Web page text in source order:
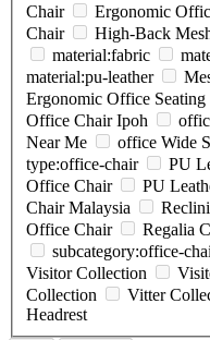
Chair
Ergonomic
Chair
High-Back
material:fabric
material:pu-leather
Ergonomic Office Seating
Office Chair Ipoh
Near Me
office Wide
type:office-chair
PU
Office Chair
PU
Chair Malaysia
Office Chair
Regalia
subcategory:office-
Visitor Collection
Collection
Vitter
Headrest